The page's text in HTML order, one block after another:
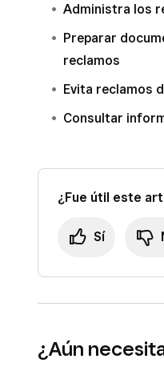
Administra los
Preparar
reclamos
Evita reclamos
Consultar
¿Fue útil este
Sí
¿Aún